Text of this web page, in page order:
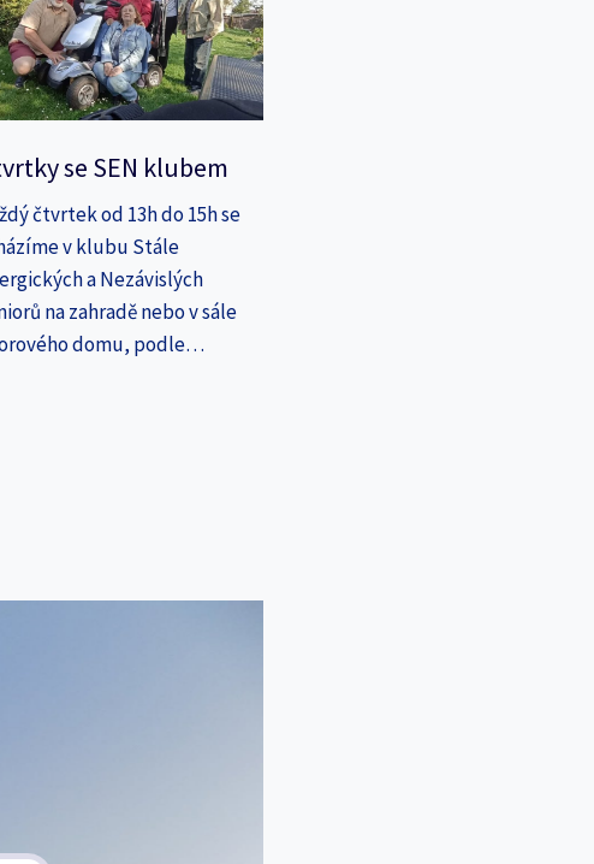
se SEN klubem
čtvrtek od 13h do 15h se
v klubu Stále
a Nezávislých
na zahradě nebo v sále
domu, podle…